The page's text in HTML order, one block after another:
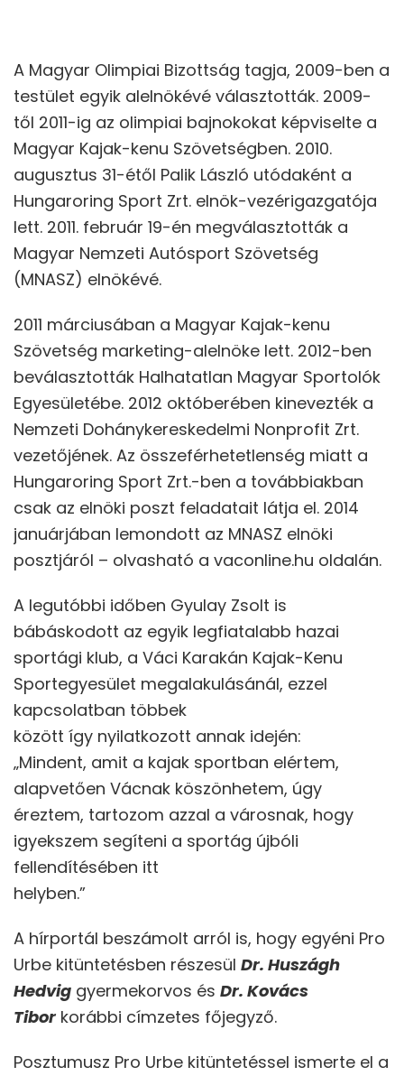
A Magyar Olimpiai Bizottság tagja, 2009-ben a
testület egyik alelnökévé választották. 2009-
től 2011-ig az olimpiai bajnokokat képviselte a
Magyar Kajak-kenu Szövetségben. 2010.
augusztus 31-étől Palik László utódaként a
Hungaroring Sport Zrt. elnök-vezérigazgatója
lett. 2011. február 19-én megválasztották a
Magyar Nemzeti Autósport Szövetség
(MNASZ) elnökévé.
2011 márciusában a Magyar Kajak-kenu
Szövetség marketing-alelnöke lett. 2012-ben
beválasztották Halhatatlan Magyar Sportolók
Egyesületébe. 2012 októberében kinevezték a
Nemzeti Dohánykereskedelmi Nonprofit Zrt.
vezetőjének. Az összeférhetetlenség miatt a
Hungaroring Sport Zrt.-ben a továbbiakban
csak az elnöki poszt feladatait látja el. 2014
januárjában lemondott az MNASZ elnöki
posztjáról – olvasható a vaconline.hu oldalán.
A legutóbbi időben Gyulay Zsolt is
bábáskodott az egyik legfiatalabb hazai
sportági klub, a Váci Karakán Kajak-Kenu
Sportegyesület megalakulásánál, ezzel
kapcsolatban többek
között így nyilatkozott annak idején:
„Mindent, amit a kajak sportban elértem,
alapvetően Vácnak köszönhetem, úgy
éreztem, tartozom azzal a városnak, hogy
igyekszem segíteni a sportág újbóli
fellendítésében itt
helyben.”
A hírportál beszámolt arról is, hogy egyéni Pro
Urbe kitüntetésben részesül Dr. Huszágh
Hedvig gyermekorvos és Dr. Kovács
Tibor korábbi címzetes főjegyző.
Posztumusz Pro Urbe kitüntetéssel ismerte el a